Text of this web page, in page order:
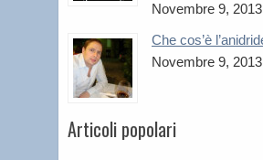
Novembre 9, 2013
Che cos’è
Novembre 9, 2013
Articoli popolari